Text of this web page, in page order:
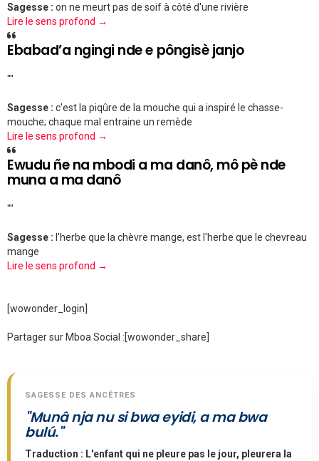
Sagesse : on ne meurt pas de soif à côté d'une rivière
Lire le sens profond →
Ebabad’a ngingi nde e pôngisè janjo
""
Sagesse : c'est la piqûre de la mouche qui a inspiré le chasse-
mouche; chaque mal entraine un remède
Lire le sens profond →
Ewudu ñe na mbodi a ma danô, mô pè nde
muna a ma danô
""
Sagesse : l'herbe que la chèvre mange, est l'herbe que le chevreau
mange
Lire le sens profond →
[wowonder_login]
Partager sur Mboa Social :[wowonder_share]
SAGESSE DES ANCÊTRES
"Munâ nja nu si bwa eyidi, a ma bwa
bulú."
Traduction : L'enfant qui ne pleure pas le jour, pleurera la